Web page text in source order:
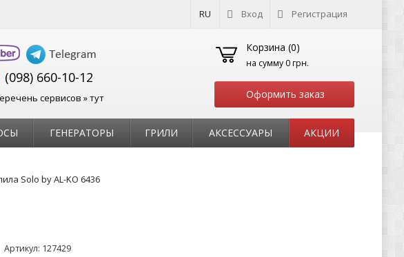
RU Вход Регистрация
(098) 660-10-12
сервисов » тут
Корзина (0)
на сумму 0 грн.
Оформить заказ
ГЕНЕРАТОРЫ ГРИЛИ АКСЕССУАРЫ АКЦИИ
Solo by AL-KO 6436
Артикул: 127429